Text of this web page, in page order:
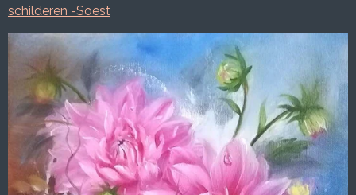
schilderen -Soest